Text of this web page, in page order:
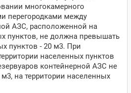
многокамерного
перегородками между
АЗС, расположенной на
пунктов, не должна превышать
пунктов - 20 м3. При
населенных пунктов
контейнерной АЗС не
на территории населенных